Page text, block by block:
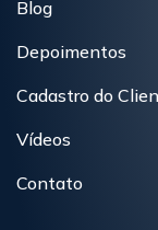
Blog
Depoimentos
Cadastro do
Vídeos
Contato